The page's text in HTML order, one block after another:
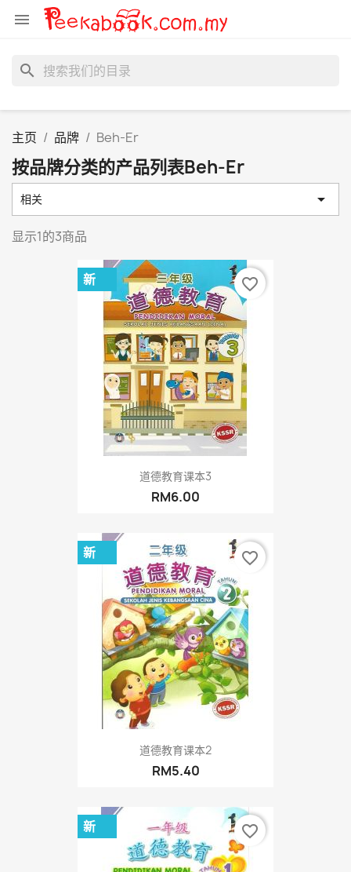

search
主页 品牌 Beh-Er
按品牌分类的产品列表Beh-Er
相关 
显示1的3商品
道德教育课本3
RM6.00
新 favorite_border
道德教育课本2
RM5.40
新 favorite_border
新 favorite_border